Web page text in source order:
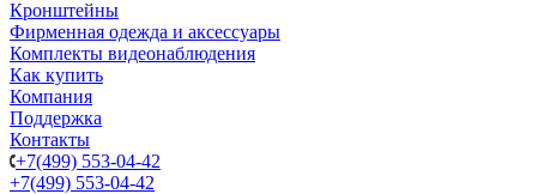
Кронштейны
Фирменная одежда и аксессуары
Комплекты видеонаблюдения
Как купить
Компания
Поддержка
Контакты
+7(499) 553-04-42
+7(499) 553-04-42